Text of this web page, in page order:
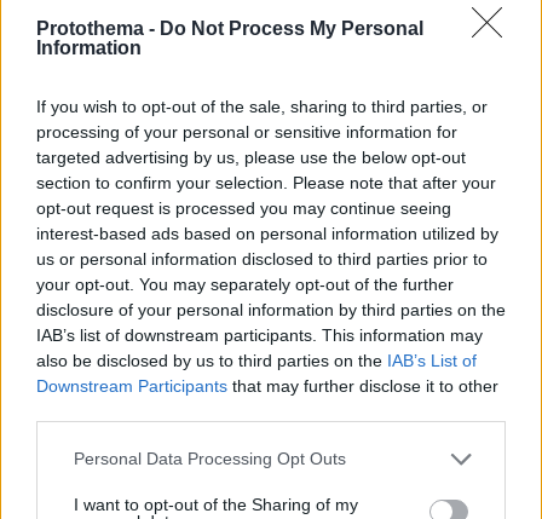
Protothema - Do Not Process My Personal
Information
If you wish to opt-out of the sale, sharing to third parties, or
processing of your personal or sensitive information for
targeted advertising by us, please use the below opt-out
section to confirm your selection. Please note that after your
opt-out request is processed you may continue seeing
interest-based ads based on personal information utilized by
us or personal information disclosed to third parties prior to
your opt-out. You may separately opt-out of the further
disclosure of your personal information by third parties on the
IAB’s list of downstream participants. This information may
also be disclosed by us to third parties on the IAB’s List of
Downstream Participants that may further disclose it to other
Please note that this website/app uses one or more Google
not limited to your visit or usage behaviour. You may click to
Personal Data Processing Opt Outs
I want to opt-out of the Sharing of my
μήνυμα της μητέρας στον πρώην σύζυγό της πριν
δολοφονήσει τα τέσσερα παιδιά τους
Ζευγάρι Βρετανών με 3 παιδιά
πούλησαν τα πάντα για να
αγοράσουν σπίτι στην Αιγιάλεια,
καταστράφηκε από την πυρκαγιά λίγο
πριν μετακομίσουν, φωτογραφίες
05.08.2026, 19:53 171
Το μεγάλο παζάρι με τους
ανεξάρτητους: Με ποια κόμματα
φλερτάρουν οι βουλευτές που δεν
έχουν στέγη